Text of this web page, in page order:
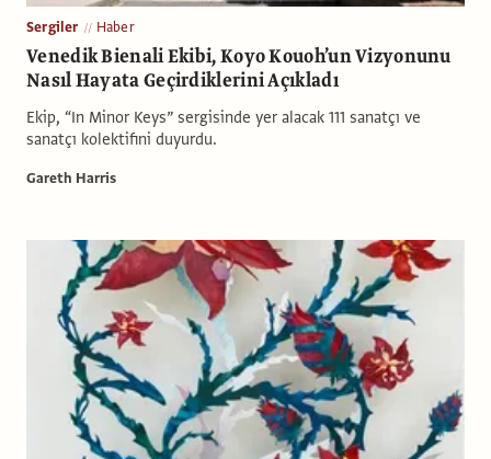
Sergiler Haber
Venedik Bienali Ekibi, Koyo Kouoh’un Vizyonunu
Nasıl Hayata Geçirdiklerini Açıkladı
Ekip, “In Minor Keys” sergisinde yer alacak 111 sanatçı ve
sanatçı kolektifini duyurdu.
Gareth Harris